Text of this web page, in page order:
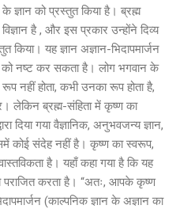
ज्ञान को प्रस्तुत किया है। ब्रह्म
विज्ञान है , और इस प्रकार उन्होंने दिव्य
यह ज्ञान अज्ञान-भिदापमार्जन
नष्ट कर सकता है। लोग भगवान के
नहीं होता, कभी उनका रूप होता है,
ब्रह्म-संहिता में कृष्ण का
दिया गया वैज्ञानिक, अनुभवजन्य ज्ञान,
कोई संदेह नहीं है। कृष्ण का स्वरूप,
है। यहाँ कहा गया है कि यह
पराजित करता है। “अतः, आपके कृष्ण
(काल्पनिक ज्ञान के अज्ञान का